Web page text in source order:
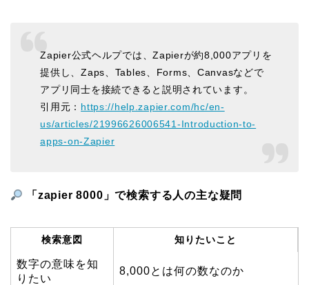
Zapier公式ヘルプでは、Zapierが約8,000アプリを
提供し、Zaps、Tables、Forms、Canvasなどで
アプリ同士を接続できると説明されています。
引用元： https://help.zapier.com/hc/en-
us/articles/21996626006541-Introduction-to-
apps-on-Zapier
「zapier 8000」で検索する人の主な疑問
検索意図 知りたいこと
数字の意味を知
りたい
8,000とは何の数なのか